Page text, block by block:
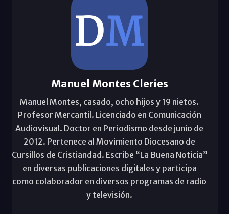
Manuel Montes Cleries
Manuel Montes, casado, ocho hijos y 19 nietos.
Profesor Mercantil. Licenciado en Comunicación
Audiovisual. Doctor en Periodismo desde junio de
2012. Pertenece al Movimiento Diocesano de
Cursillos de Cristiandad. Escribe “La Buena Noticia”
en diversas publicaciones digitales y participa
como colaborador en diversos programas de radio
y televisión.